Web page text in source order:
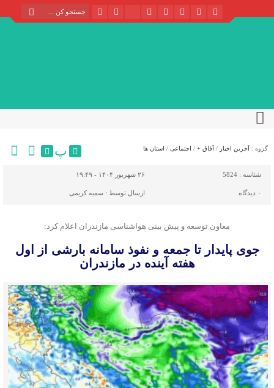
گروه : آخرین اخبار / آفاق + / اجتماعی / استان ها پ
شناسه : 5824 ۲۶ شهریور ۱۴۰۴ - ۱۹:۴۹
۰ دیدگاه ارسال توسط :سمیه کریمی
معاون توسعه و پیش بینی هواشناسی مازندران اعلام کرد:
جوی پایدار تا جمعه و نفوذ سامانه بارشی از اول
هفته آینده در مازندران